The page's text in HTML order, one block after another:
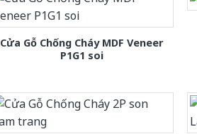
Cửa Gỗ Chống Cháy MDF Veneer
P1G1 soi